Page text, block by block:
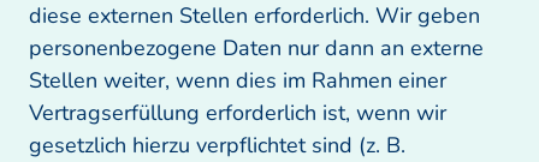
diese externen Stellen erforderlich. Wir geben
personenbezogene Daten nur dann an externe
Stellen weiter, wenn dies im Rahmen einer
Vertragserfüllung erforderlich ist, wenn wir
gesetzlich hierzu verpflichtet sind (z. B.